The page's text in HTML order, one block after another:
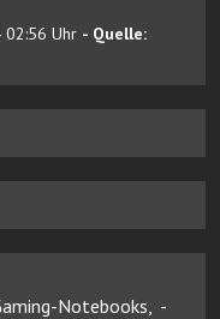
02:56 Uhr - Quelle:
Notebooks, -